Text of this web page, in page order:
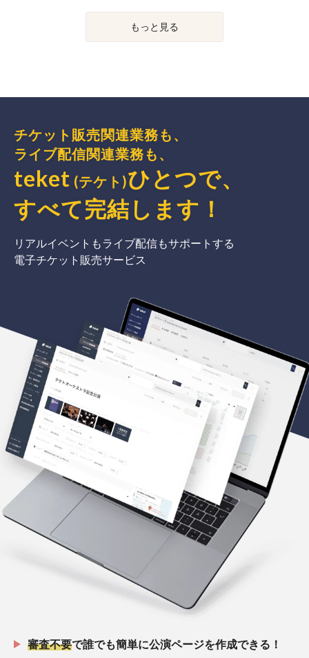
もっと見る
チケット販売関連業務も、
ライブ配信関連業務も、
teket (テケト)ひとつで、
すべて完結 します ！
リアルイベントもライブ配信もサポートする
電子チケット販売サービス
審査不要で誰でも簡単に公演ページを作成できる！